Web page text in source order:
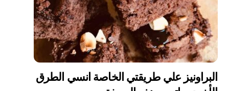
البراونيز علي طريقتي الخاصة انسي الطرق